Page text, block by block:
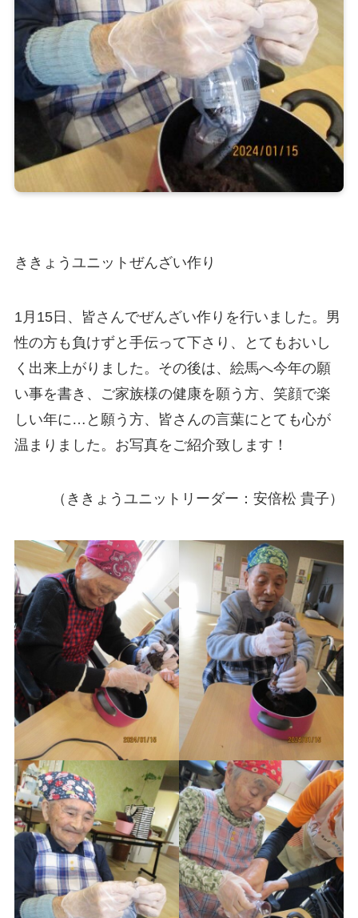
ききょうユニットぜんざい作り
1月15日、皆さんでぜんざい作りを行いました。男
性の方も負けずと手伝って下さり、とてもおいし
く出来上がりました。その後は、絵馬へ今年の願
い事を書き、ご家族様の健康を願う方、笑顔で楽
しい年に…と願う方、皆さんの言葉にとても心が
温まりました。お写真をご紹介致します！
（ききょうユニットリーダー：安倍松 貴子）